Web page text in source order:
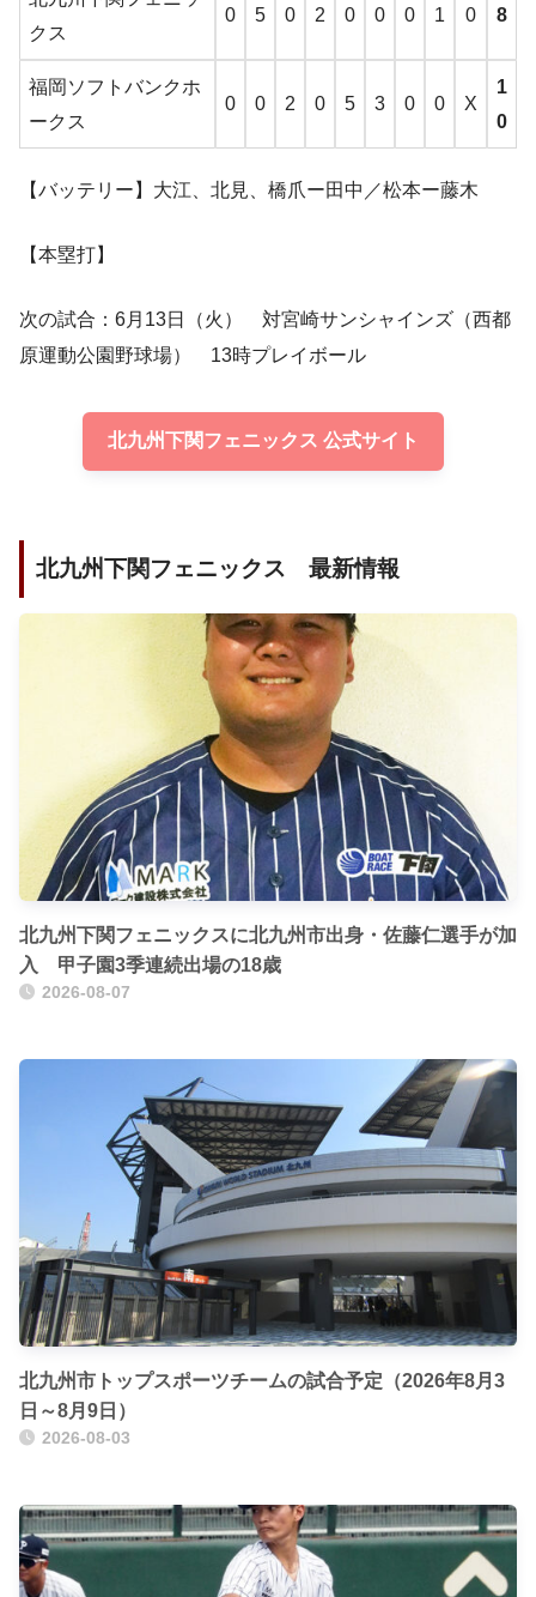
クス
0 5 0 2 0 0 0 1 0 8
福岡ソフトバンクホ
ークス
0 0 2 0 5 3 0 0 X
1
0
【バッテリー】大江、北見、橋爪ー田中／松本ー藤木
【本塁打】
次の試合：6月13日（火） 対宮崎サンシャインズ（西都
原運動公園野球場） 13時プレイボール
北九州下関フェニックス 公式サイト
北九州下関フェニックス 最新情報
北九州下関フェニックスに北九州市出身・佐藤仁選手が加
入 甲子園3季連続出場の18歳
2026-08-07
北九州市トップスポーツチームの試合予定（2026年8月3
日～8月9日）
2026-08-03